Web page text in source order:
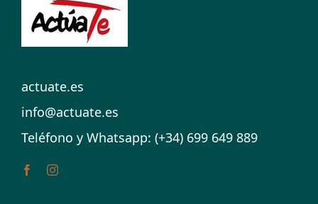
actuate.es
info@actuate.es
Teléfono y Whatsapp: (+34) 699 649 889